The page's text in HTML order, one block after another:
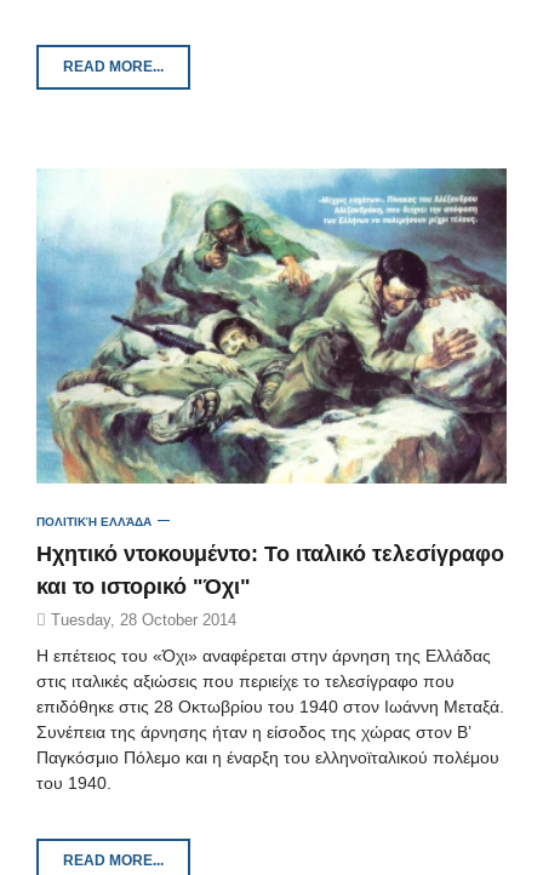
READ MORE...
ΠΟΛΙΤΙΚΉ ΕΛΛΆΔΑ
Ηχητικό ντοκουμέντο: Το ιταλικό τελεσίγραφο
και το ιστορικό "Όχι"
Tuesday, 28 October 2014
Η επέτειος του «Όχι» αναφέρεται στην άρνηση της Ελλάδας
στις ιταλικές αξιώσεις που περιείχε το τελεσίγραφο που
επιδόθηκε στις 28 Οκτωβρίου του 1940 στον Ιωάννη Μεταξά.
Συνέπεια της άρνησης ήταν η είσοδος της χώρας στον Β’
Παγκόσμιο Πόλεμο και η έναρξη του ελληνοϊταλικού πολέμου
του 1940.
READ MORE...